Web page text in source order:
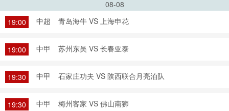
08-08
19:00
中超 青岛海牛 VS 上海申花
19:00 中甲 苏州东吴 VS 长春亚泰
19:30 中甲 石家庄功夫 VS 陕西联合月亮泊队
19:30 中甲 梅州客家 VS 佛山南狮